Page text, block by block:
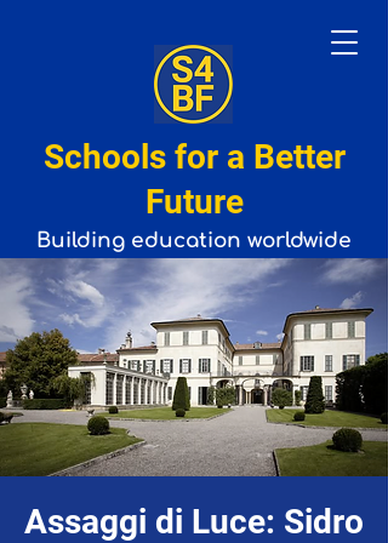
Schools for a Better
Future
Building education worldwide
Assaggi di Luce: Sidro